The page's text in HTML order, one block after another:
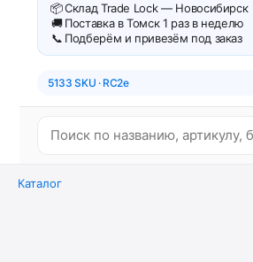
📦Склад Trade Lock — Новосибирск
🚚 Поставка в Томск 1 раз в неделю
📞 Подберём и привезём под заказ
5133 SKU · RC2e
Каталог